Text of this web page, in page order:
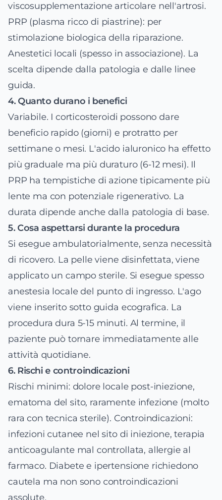
viscosupplementazione articolare nell'artrosi.
PRP (plasma ricco di piastrine): per
stimolazione biologica della riparazione.
Anestetici locali (spesso in associazione). La
scelta dipende dalla patologia e dalle linee
guida.
4. Quanto durano i benefici
Variabile. I corticosteroidi possono dare
beneficio rapido (giorni) e protratto per
settimane o mesi. L'acido ialuronico ha effetto
più graduale ma più duraturo (6-12 mesi). Il
PRP ha tempistiche di azione tipicamente più
lente ma con potenziale rigenerativo. La
durata dipende anche dalla patologia di base.
5. Cosa aspettarsi durante la procedura
Si esegue ambulatorialmente, senza necessità
di ricovero. La pelle viene disinfettata, viene
applicato un campo sterile. Si esegue spesso
anestesia locale del punto di ingresso. L'ago
viene inserito sotto guida ecografica. La
procedura dura 5-15 minuti. Al termine, il
paziente può tornare immediatamente alle
attività quotidiane.
6. Rischi e controindicazioni
Rischi minimi: dolore locale post-iniezione,
ematoma del sito, raramente infezione (molto
rara con tecnica sterile). Controindicazioni:
infezioni cutanee nel sito di iniezione, terapia
anticoagulante mal controllata, allergie al
farmaco. Diabete e ipertensione richiedono
cautela ma non sono controindicazioni
assolute.